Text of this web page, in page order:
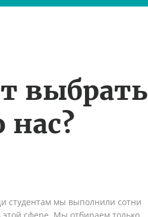
выбрать
студентам мы выполнили сотни
этой сфере. Мы отбираем только